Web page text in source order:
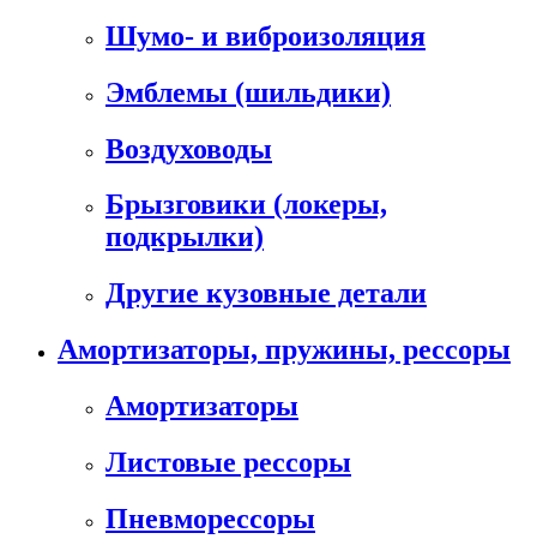
Шумо- и виброизоляция
Эмблемы (шильдики)
Воздуховоды
Брызговики (локеры,
подкрылки)
Другие кузовные детали
Амортизаторы, пружины, рессоры
Амортизаторы
Листовые рессоры
Пневморессоры